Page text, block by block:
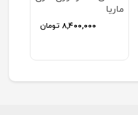
ماریا
۸,۴۰۰,۰۰۰ تومان